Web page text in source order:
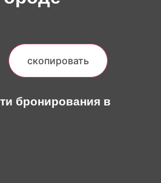
скопировать
бронирования в